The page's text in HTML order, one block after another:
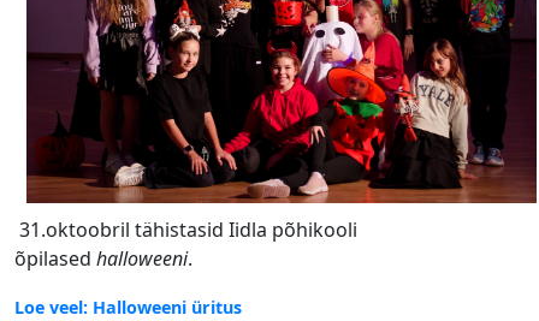
31.oktoobril tähistasid Iidla põhikooli
õpilased halloweeni.
Loe veel: Halloweeni üritus